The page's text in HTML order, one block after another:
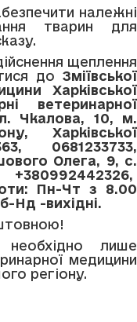
належні
тварин для
щеплення
до Зміївської
Харківської
ветеринарної
Чкалова, 10, м.
Харківської
0681233733,
Олега, 9, с.
992442326,
Пн-Чт з 8.00
Нд -вихідні.
лише
медицини
регіону.